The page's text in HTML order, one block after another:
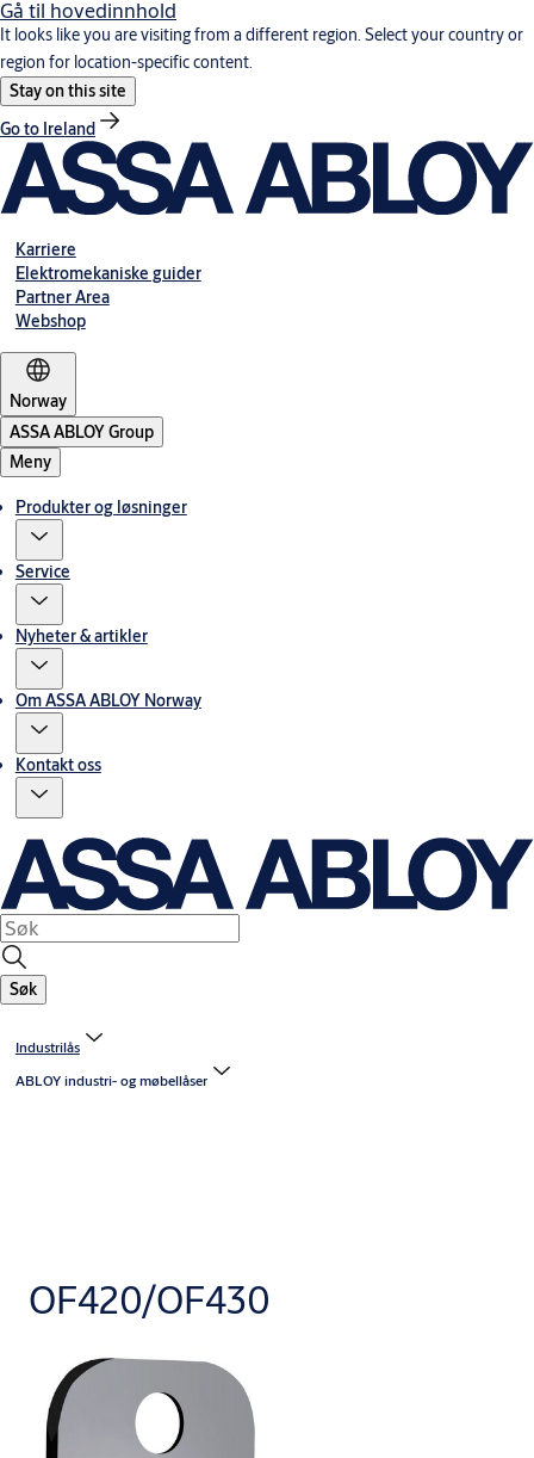
Gå til hovedinnhold
It looks like you are visiting from a different region. Select your country or
region for location-specific content.
Stay on this site
Go to Ireland
Karriere
Elektromekaniske guider
Partner Area
Webshop
Norway
ASSA ABLOY Group
Meny
Produkter og løsninger
Service
Nyheter & artikler
Om ASSA ABLOY Norway
Kontakt oss
Søk
Industrilås
ABLOY industri- og møbellåser
OF420/OF430